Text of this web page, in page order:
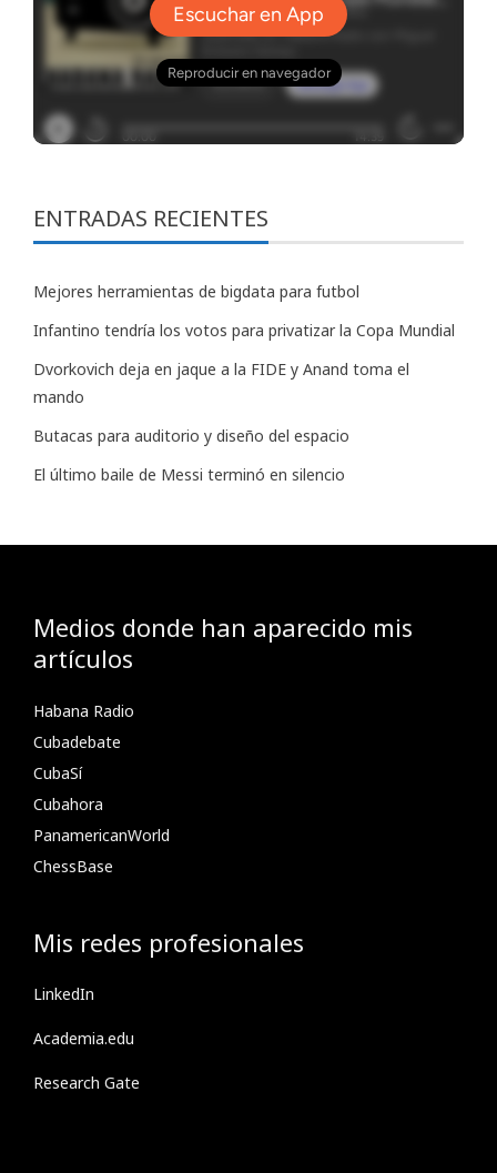
ENTRADAS RECIENTES
Mejores herramientas de bigdata para futbol
Infantino tendría los votos para privatizar la Copa Mundial
Dvorkovich deja en jaque a la FIDE y Anand toma el
mando
Butacas para auditorio y diseño del espacio
El último baile de Messi terminó en silencio
Medios donde han aparecido mis
artículos
Habana Radio
Cubadebate
CubaSí
Cubahora
PanamericanWorld
ChessBase
Mis redes profesionales
LinkedIn
Academia.edu
Research Gate